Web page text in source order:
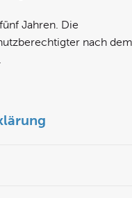
Jahren. Die
nach